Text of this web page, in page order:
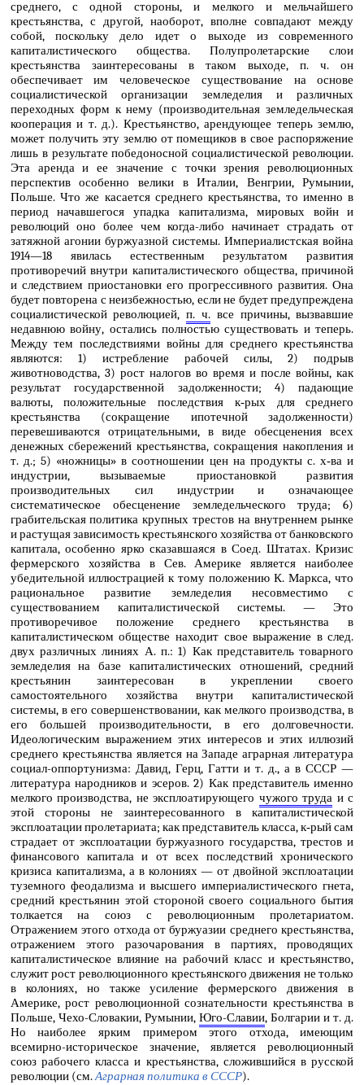
среднего, с одной стороны, и мелкого и мельчайшего
крестьянства, с другой, наоборот, вполне совпадают между
собой, поскольку дело идет о выходе из современного
капиталистического общества. Полупролетарские слои
крестьянства заинтересованы в таком выходе, п. ч. он
обеспечивает им человеческое существование на основе
социалистической организации земледелия и различных
переходных форм к нему (производительная земледельческая
кооперация и т. д.). Крестьянство, арендующее теперь землю,
может получить эту землю от помещиков в свое распоряжение
лишь в результате победоносной социалистической революции.
Эта аренда и ее значение с точки зрения революционных
перспектив особенно велики в Италии, Венгрии, Румынии,
Польше. Что же касается среднего крестьянства, то именно в
период начавшегося упадка капитализма, мировых войн и
революций оно более чем когда-либо начинает страдать от
затяжной агонии буржуазной системы. Империалистская война
1914―18 явилась естественным результатом развития
противоречий внутри капиталистического общества, причиной
и следствием приостановки его прогрессивного развития. Она
будет повторена с неизбежностью, если не будет предупреждена
социалистической революцией,п. ч. все причины, вызвавшие
недавнюю войну, остались полностью существовать и теперь.
Между тем последствиями войны для среднего крестьянства
являются: 1) истребление рабочей силы, 2) подрыв
животноводства, 3) рост налогов во время и после войны, как
результат государственной задолженности; 4) падающие
валюты, положительные последствия к‑рых для среднего
крестьянства (сокращение ипотечной задолженности)
перевешиваются отрицательными, в виде обесценения всех
денежных сбережений крестьянства, сокращения накопления и
т. д.; 5) «ножницы» в соотношении цен на продукты с. х‑ва и
индустрии, вызываемые приостановкой развития
производительных сил индустрии и означающее
систематическое обесценение земледельческого труда; 6)
грабительская политика крупных трестов на внутреннем рынке
и растущая зависимость крестьянского хозяйства от банковского
капитала, особенно ярко сказавшаяся в Соед. Штатах. Кризис
фермерского хозяйства в Сев. Америке является наиболее
убедительной иллюстрацией к тому положению К. Маркса, что
рациональное развитие земледелия несовместимо с
существованием капиталистической системы. — Это
противоречивое положение среднего крестьянства в
капиталистическом обществе находит свое выражение в след.
двух различных линиях А. п.: 1) Как представитель товарного
земледелия на базе капиталистических отношений, средний
крестьянин заинтересован в укреплении своего
самостоятельного хозяйства внутри капиталистической
системы, в его совершенствовании, как мелкого производства, в
его большей производительности, в его долговечности.
Идеологическим выражением этих интересов и этих иллюзий
среднего крестьянства является на Западе аграрная литература
социал-оппортунизма: Давид, Герц, Гатти и т. д., а в СССР —
литература народников и эсеров. 2) Как представитель именно
мелкого производства, не эксплоатирующего чужого труда и с
этой стороны не заинтересованного в капиталистической
эксплоатации пролетариата; как представитель класса, к‑рый сам
страдает от эксплоатации буржуазного государства, трестов и
финансового капитала и от всех последствий хронического
кризиса капитализма, а в колониях — от двойной эксплоатации
туземного феодализма и высшего империалистического гнета,
средний крестьянин этой стороной своего социального бытия
толкается на союз с революционным пролетариатом.
Отражением этого отхода от буржуазии среднего крестьянства,
отражением этого разочарования в партиях, проводящих
капиталистическое влияние на рабочий класс и крестьянство,
служит рост революционного крестьянского движения не только
в колониях, но также усиление фермерского движения в
Америке, рост революционной сознательности крестьянства в
Польше, Чехо-Словакии, Румынии, Юго-Славии, Болгарии и т. д.
Но наиболее ярким примером этого отхода, имеющим
всемирно-историческое значение, является революционный
союз рабочего класса и крестьянства, сложившийся в русской
революции (см.Аграрная политика в СССР).